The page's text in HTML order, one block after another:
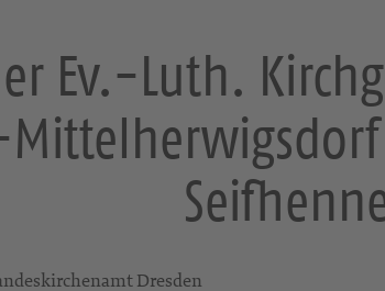
Ev.-Luth.
Dresden